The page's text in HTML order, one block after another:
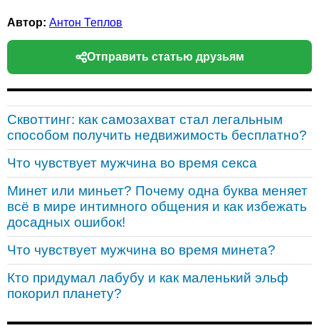
Автор: Антон Теплов
Отправить статью друзьям
Сквоттинг: как самозахват стал легальным
способом получить недвижимость бесплатно?
Что чувствует мужчина во время секса
Минет или миньет? Почему одна буква меняет
всё в мире интимного общения и как избежать
досадных ошибок!
Что чувствует мужчина во время минета?
Кто придумал лабубу и как маленький эльф
покорил планету?